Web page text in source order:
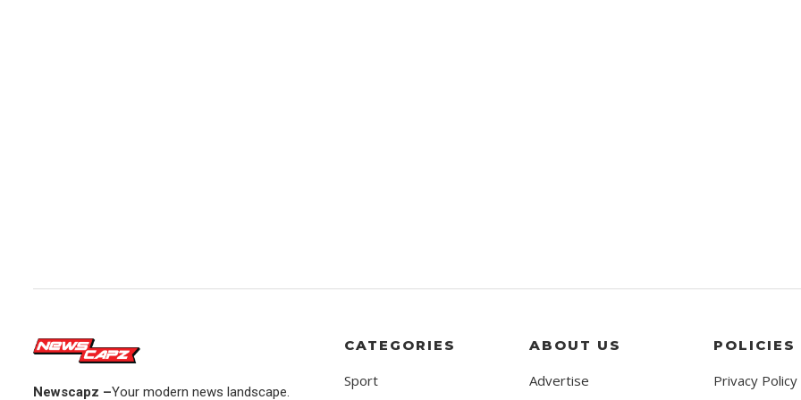
Newscapz –Your modern news landscape.
CATEGORIES
Sport
ABOUT US
Advertise
POLICIES
Privacy Policy